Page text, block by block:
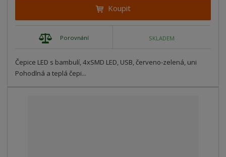
Koupit
Porovnání SKLADEM
Čepice LED s bambulí, 4xSMD LED, USB, červeno-zelená, uni
Pohodlná a teplá čepi...